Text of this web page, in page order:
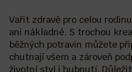
Vařit zdravě pro celou
ani nákladné. S trochou
běžných potravin můžete
chutnají všem a zároveň
životní styl i hubnutí.